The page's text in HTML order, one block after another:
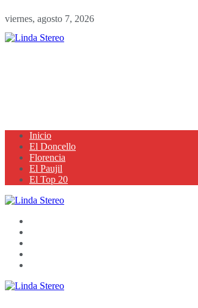
viernes, agosto 7, 2026
Inicio
El Doncello
Florencia
El Paujil
El Top 20